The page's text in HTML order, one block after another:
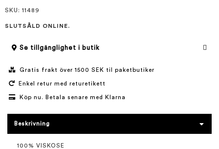
SKU : 11489
SLUTSÅLD ONLINE.
Se tillgänglighet i butik
Gratis frakt över 1500 SEK til paketbutiker
Enkel retur med returetikett
Köp nu. Betala senare med Klarna
Beskrivning
100% VISKOSE